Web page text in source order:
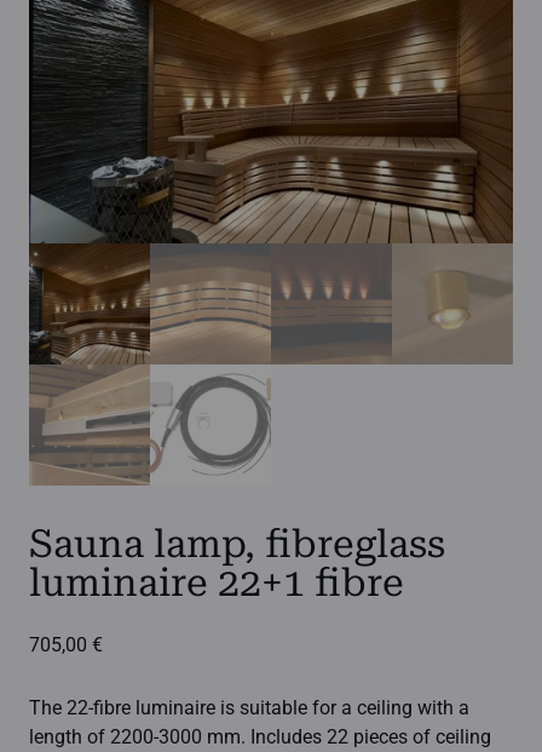
Sauna lamp, fibreglass
luminaire 22+1 fibre
705,00 €
The 22-fibre luminaire is suitable for a ceiling with a
length of 2200-3000 mm. Includes 22 pieces of ceiling